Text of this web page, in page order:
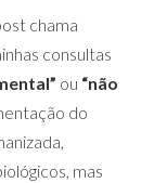
chama
consultas
ou “não
do
mas